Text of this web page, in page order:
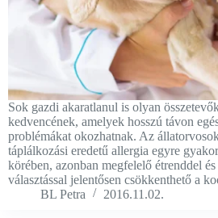
Sok gazdi akaratlanul is olyan
kedvencének, amelyek hosszú távon
problémákat okozhatnak. Az
táplálkozási eredetű allergia egyre
körében, azonban megfelelő étrenddel
választással jelentősen csökkenthető a
BL Petra
2016.11.02.